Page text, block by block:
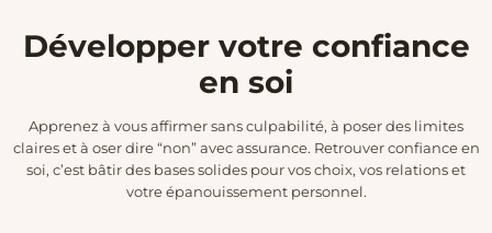
Développer votre confiance
en soi
Apprenez à vous affirmer sans culpabilité, à poser des limites
claires et à oser dire “non” avec assurance. Retrouver confiance en
soi, c’est bâtir des bases solides pour vos choix, vos relations et
votre épanouissement personnel.